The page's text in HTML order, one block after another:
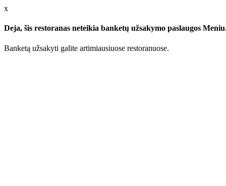
x
Deja, šis restoranas neteikia banketų užsakymo paslaugos
Banketą užsakyti galite artimiausiuose restoranuose.